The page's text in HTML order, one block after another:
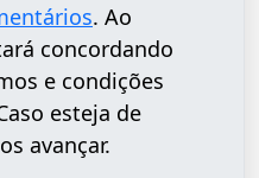
. Ao
concordando
e condições
esteja de
avançar.